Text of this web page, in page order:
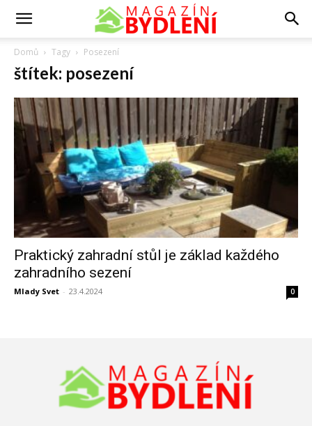
Domů Tagy Posezení
štítek: posezení
Praktický zahradní stůl je základ každého
zahradního sezení
Mlady Svet - 23.4.2024 0